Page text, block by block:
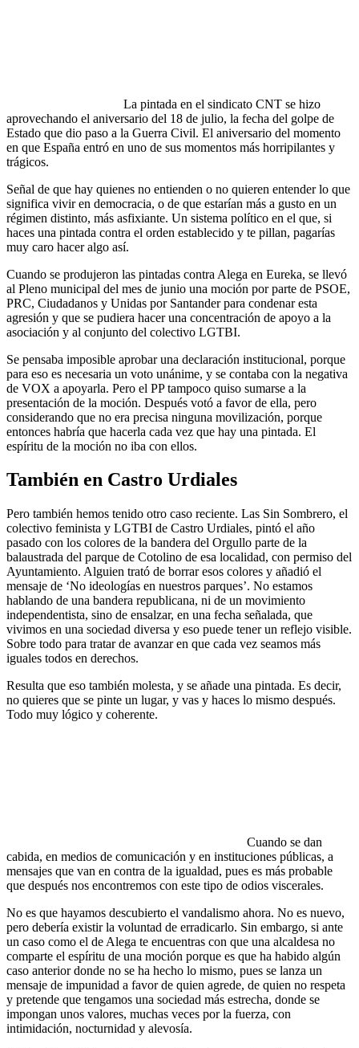
La pintada en el sindicato CNT se hizo
aprovechando el aniversario del 18 de julio, la fecha del golpe de
Estado que dio paso a la Guerra Civil. El aniversario del momento
en que España entró en uno de sus momentos más horripilantes y
trágicos.
Señal de que hay quienes no entienden o no quieren entender lo que
significa vivir en democracia, o de que estarían más a gusto en un
régimen distinto, más asfixiante. Un sistema político en el que, si
haces una pintada contra el orden establecido y te pillan, pagarías
muy caro hacer algo así.
Cuando se produjeron las pintadas contra Alega en Eureka, se llevó
al Pleno municipal del mes de junio una moción por parte de PSOE,
PRC, Ciudadanos y Unidas por Santander para condenar esta
agresión y que se pudiera hacer una concentración de apoyo a la
asociación y al conjunto del colectivo LGTBI.
Se pensaba imposible aprobar una declaración institucional, porque
para eso es necesaria un voto unánime, y se contaba con la negativa
de VOX a apoyarla. Pero el PP tampoco quiso sumarse a la
presentación de la moción. Después votó a favor de ella, pero
considerando que no era precisa ninguna movilización, porque
entonces habría que hacerla cada vez que hay una pintada. El
espíritu de la moción no iba con ellos.
También en Castro Urdiales
Pero también hemos tenido otro caso reciente. Las Sin Sombrero, el
colectivo feminista y LGTBI de Castro Urdiales, pintó el año
pasado con los colores de la bandera del Orgullo parte de la
balaustrada del parque de Cotolino de esa localidad, con permiso del
Ayuntamiento. Alguien trató de borrar esos colores y añadió el
mensaje de ‘No ideologías en nuestros parques’. No estamos
hablando de una bandera republicana, ni de un movimiento
independentista, sino de ensalzar, en una fecha señalada, que
vivimos en una sociedad diversa y eso puede tener un reflejo visible.
Sobre todo para tratar de avanzar en que cada vez seamos más
iguales todos en derechos.
Resulta que eso también molesta, y se añade una pintada. Es decir,
no quieres que se pinte un lugar, y vas y haces lo mismo después.
Todo muy lógico y coherente.
Cuando se dan
cabida, en medios de comunicación y en instituciones públicas, a
mensajes que van en contra de la igualdad, pues es más probable
que después nos encontremos con este tipo de odios viscerales.
No es que hayamos descubierto el vandalismo ahora. No es nuevo,
pero debería existir la voluntad de erradicarlo. Sin embargo, si ante
un caso como el de Alega te encuentras con que una alcaldesa no
comparte el espíritu de una moción porque es que ha habido algún
caso anterior donde no se ha hecho lo mismo, pues se lanza un
mensaje de impunidad a favor de quien agrede, de quien no respeta
y pretende que tengamos una sociedad más estrecha, donde se
impongan unos valores, muchas veces por la fuerza, con
intimidación, nocturnidad y alevosía.